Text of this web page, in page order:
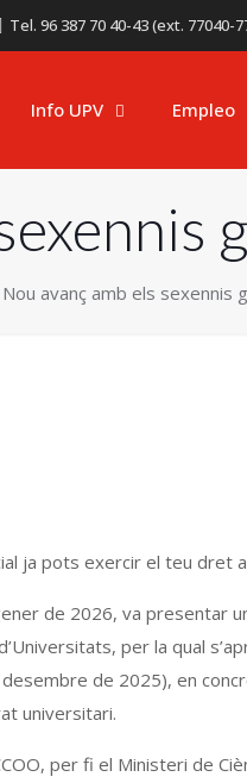
Tel. 96 387 70 40-43 (ext. 77040-
Info UPV Empleo
Nou avanç amb els sexennis
ja pots exercir el teu dret
de 2026, va presentar
per la qual
de 2025), en
universitari.
per fi el Ministeri de